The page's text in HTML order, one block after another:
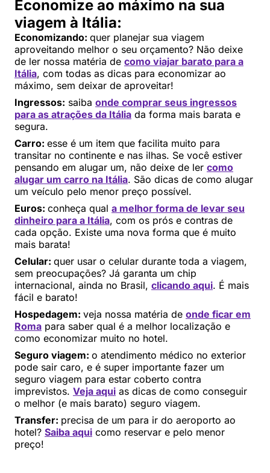
Economize ao máximo na sua
viagem à Itália:
Economizando: quer planejar sua viagem
aproveitando melhor o seu orçamento? Não deixe
de ler nossa matéria de como viajar barato para a
Itália, com todas as dicas para economizar ao
máximo, sem deixar de aproveitar!
Ingressos: saiba onde comprar seus ingressos
para as atrações da Itália da forma mais barata e
segura.
Carro: esse é um item que facilita muito para
transitar no continente e nas ilhas. Se você estiver
pensando em alugar um, não deixe de ler como
alugar um carro na Itália. São dicas de como alugar
um veículo pelo menor preço possível.
Euros: conheça qual a melhor forma de levar seu
dinheiro para a Itália, com os prós e contras de
cada opção. Existe uma nova forma que é muito
mais barata!
Celular: quer usar o celular durante toda a viagem,
sem preocupações? Já garanta um chip
internacional, ainda no Brasil, clicando aqui. É mais
fácil e barato!
Hospedagem: veja nossa matéria de onde ficar em
Roma para saber qual é a melhor localização e
como economizar muito no hotel.
Seguro viagem: o atendimento médico no exterior
pode sair caro, e é super importante fazer um
seguro viagem para estar coberto contra
imprevistos. Veja aqui as dicas de como conseguir
o melhor (e mais barato) seguro viagem.
Transfer: precisa de um para ir do aeroporto ao
hotel? Saiba aqui como reservar e pelo menor
preço!